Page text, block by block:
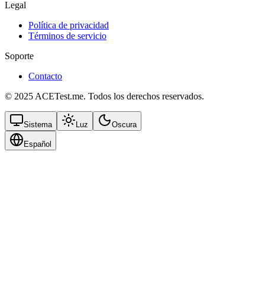
Legal
Política de privacidad
Términos de servicio
Soporte
Contacto
© 2025 ACETest.me. Todos los derechos reservados.
Sistema Luz Oscura
Español